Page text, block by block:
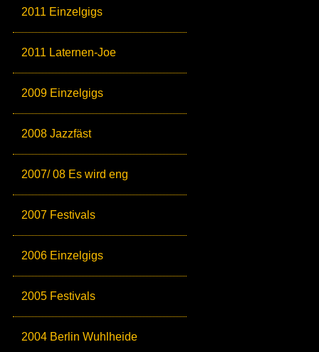
2011 Einzelgigs
2011 Laternen-Joe
2009 Einzelgigs
2008 Jazzfäst
2007/ 08 Es wird eng
2007 Festivals
2006 Einzelgigs
2005 Festivals
2004 Berlin Wuhlheide